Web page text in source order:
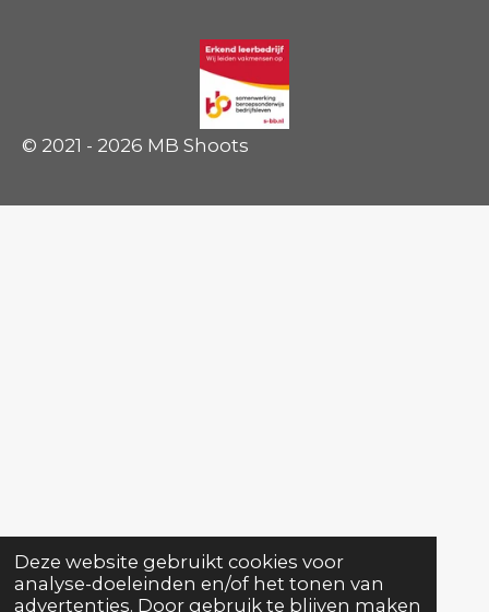
Deze website gebruikt cookies voor
analyse-doeleinden en/of het tonen van
advertenties. Door gebruik te blijven maken
© 2021 - 2026 MB Shoots